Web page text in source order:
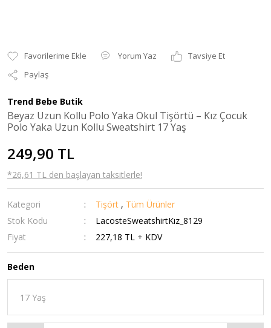
Yorum Yaz
Tavsiye Et
Paylaş
Trend Bebe Butik
Beyaz Uzun Kollu Polo Yaka Okul Tişörtü – Kız Çocuk
Polo Yaka Uzun Kollu Sweatshirt 17 Yaş
249,90 TL
*26,61 TL den başlayan taksitlerle!
Kategori Tişört , Tüm Ürünler
Stok Kodu
LacosteSweatshirtKız_8129
Fiyat
227,18 TL + KDV
Beden